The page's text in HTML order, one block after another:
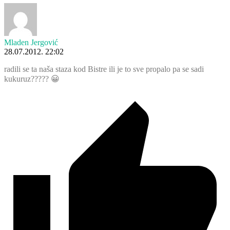
Mladen Jergović
28.07.2012. 22:02
radili se ta naša staza kod Bistre ili je to sve propalo pa se sadi
kukuruz????? 😀